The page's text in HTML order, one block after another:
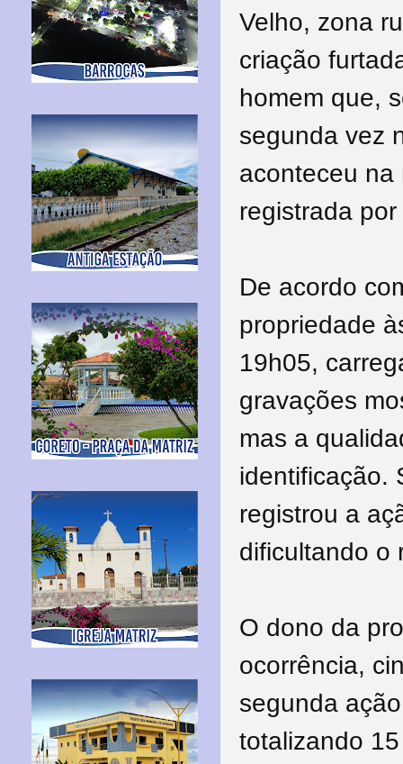
Velho, zona
criação
homem que,
segunda vez
aconteceu na
registrada
De acordo
propriedade
19h05,
gravações
mas a
identificação.
registrou a
dificultando o
O dono da
ocorrência,
segunda
totalizando